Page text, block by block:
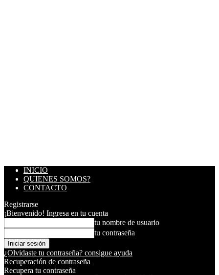
INICIO
QUIENES SOMOS?
CONTACTO
Registrarse
¡Bienvenido! Ingresa en tu cuenta
tu nombre de usuario
tu contraseña
¿Olvidaste tu contraseña? consigue ayuda
Recuperación de contraseña
Recupera tu contraseña